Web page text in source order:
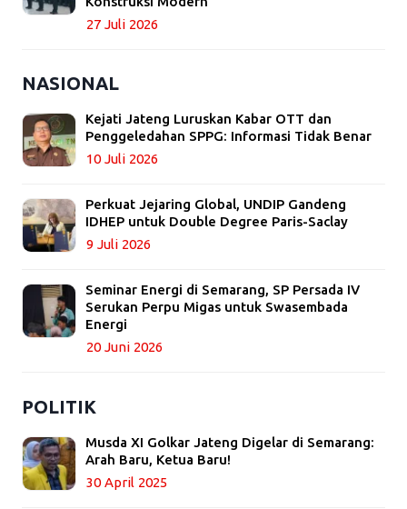
27 Juli 2026
NASIONAL
Kejati Jateng Luruskan Kabar OTT dan
Penggeledahan SPPG: Informasi Tidak Benar
10 Juli 2026
Perkuat Jejaring Global, UNDIP Gandeng
IDHEP untuk Double Degree Paris-Saclay
9 Juli 2026
Seminar Energi di Semarang, SP Persada IV
Serukan Perpu Migas untuk Swasembada
Energi
20 Juni 2026
POLITIK
Musda XI Golkar Jateng Digelar di Semarang:
Arah Baru, Ketua Baru!
30 April 2025